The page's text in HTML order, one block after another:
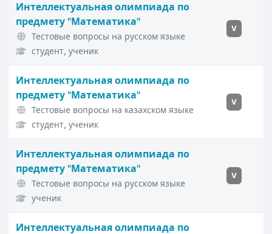
Интеллектуальная олимпиада по
предмету "Математика"
Тестовые вопросы на русском языке
студент, ученик
V
Интеллектуальная олимпиада по
предмету "Математика"
Тестовые вопросы на казахском языке
студент, ученик
V
Интеллектуальная олимпиада по
предмету "Математика"
Тестовые вопросы на русском языке
ученик
V
Интеллектуальная олимпиада по